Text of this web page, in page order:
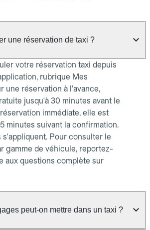
une réservation de taxi ?
votre réservation taxi depuis
rubrique Mes
une réservation à l'avance,
jusqu'à 30 minutes avant le
immédiate, elle est
minutes suivant la confirmation.
s'appliquent. Pour consulter le
gamme de véhicule, reportez-
aux questions complète sur
peut-on mettre dans un taxi ?